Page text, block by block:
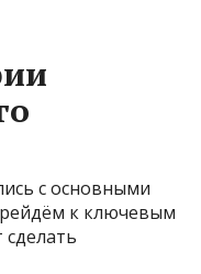
с основными
к ключевым